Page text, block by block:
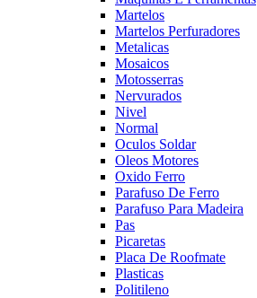
Martelos
Martelos Perfuradores
Metalicas
Mosaicos
Motosserras
Nervurados
Nivel
Normal
Oculos Soldar
Oleos Motores
Oxido Ferro
Parafuso De Ferro
Parafuso Para Madeira
Pas
Picaretas
Placa De Roofmate
Plasticas
Politileno